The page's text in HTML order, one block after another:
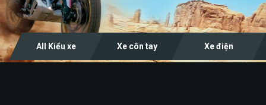
All Kiểu xe Xe côn tay Xe điện